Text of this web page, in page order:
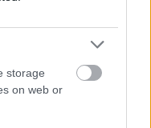
storage
on web or
íme a
A Jászkunság egyik
legfontosabb